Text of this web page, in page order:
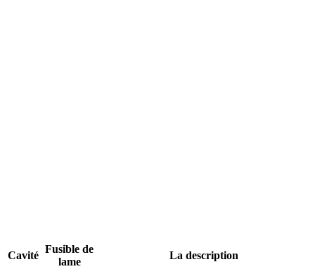
Cavité
Fusible de
lame
La description